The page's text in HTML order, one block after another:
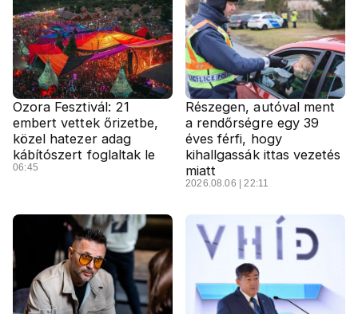
Ozora Fesztivál: 21
embert vettek őrizetbe,
közel hatezer adag
kábítószert foglaltak le
06:45
Részegen, autóval ment
a rendőrségre egy 39
éves férfi, hogy
kihallgassák ittas vezetés
miatt
2026.08.06 | 22:11